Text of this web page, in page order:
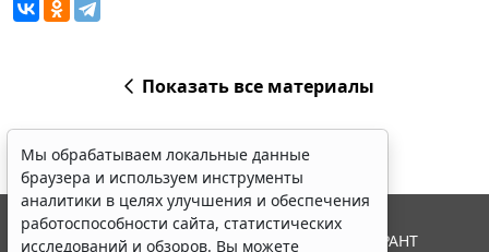
Показать все материалы
Мы обрабатываем локальные данные
браузера и используем инструменты
аналитики в целях улучшения и обеспечения
работоспособности сайта, статистических
исследований и обзоров. Вы можете
© ООО "НПП "ГАРАНТ-СЕРВИС", 2026. Система ГАРАНТ